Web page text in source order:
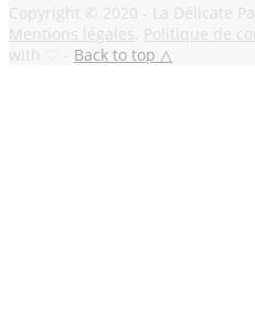
Copyright © 2020 - La Délicate
Mentions légales Politique de
with ♡ - Back to top △